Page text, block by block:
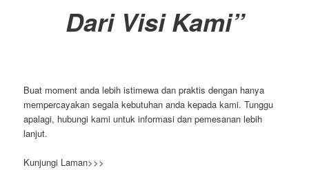
Dari Visi Kami”
Buat moment anda lebih istimewa dan praktis dengan hanya
mempercayakan segala kebutuhan anda kepada kami. Tunggu
apalagi, hubungi kami untuk informasi dan pemesanan lebih
lanjut.
Kunjungi Laman>>>